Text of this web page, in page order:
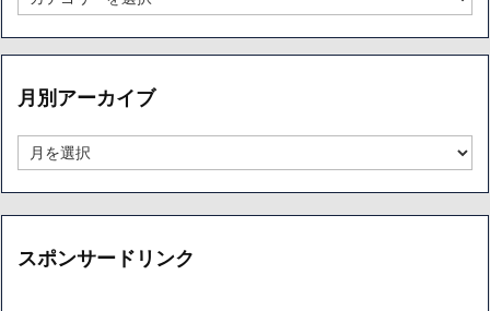
テ
ゴ
リ
別
ー
カ
月別アーカイブ
別
ア
ー
イ
スポンサードリンク